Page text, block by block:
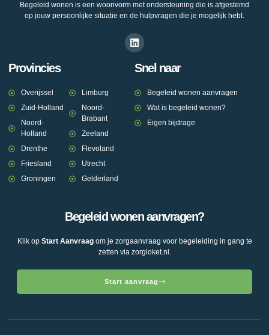
Begeleid wonen is een woonvorm met ondersteuning die is afgestemd
op jouw persoonlijke situatie en de hulpvragen die je mogelijk hebt.
Provincies
Overijssel
Zuid-Holland
Noord-
Holland
Drenthe
Friesland
Groningen
Limburg
Noord-
Brabant
Zeeland
Flevoland
Utrecht
Gelderland
Snel naar
Begeleid wonen aanvragen
Wat is begeleid wonen?
Eigen bijdrage
Begeleid wonen aanvragen?
Klik op Start Aanvraagom je zorgaanvraag voor begeleiding in gang te
zetten via zorgloket.nl.
Start aanvraag